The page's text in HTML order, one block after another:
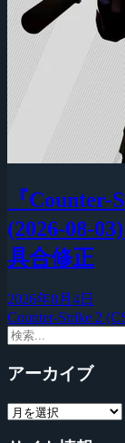
『
(2026-08-
具合修正
2026年8月4日
Counter-Strike 2
アーカイブ